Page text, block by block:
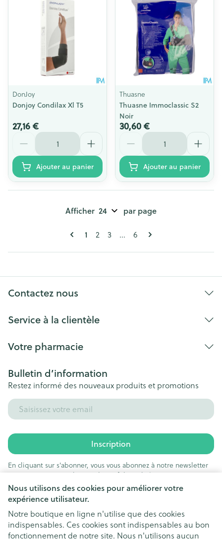
Nous utilisons des cookies pour améliorer votre
expérience utilisateur.
Notre boutique en ligne n'utilise que des cookies
indispensables. Ces cookies sont indispensables au bon
fonctionnement de notre site. Nous n'utilisons aucun
DonJoy
Donjoy Condilax Xl T5
27,16 €
Quantité
Ajouter au panier
Thuasne
Thuasne Immoclassic S2
Noir
30,60 €
Quantité
Ajouter au panier
Pages
Vous lisez actuellement la page
1 Page
2 Page
3 ... Page
6
Afficher par page
Contactez nous
Service à la clientèle
Votre pharmacie
Bulletin d’information
Restez informé des nouveaux produits et promotions
Adresse mail
Inscription
En cliquant sur s'abonner, vous vous abonnez à notre newsletter
et acceptez notrepolitique de confidentialité.